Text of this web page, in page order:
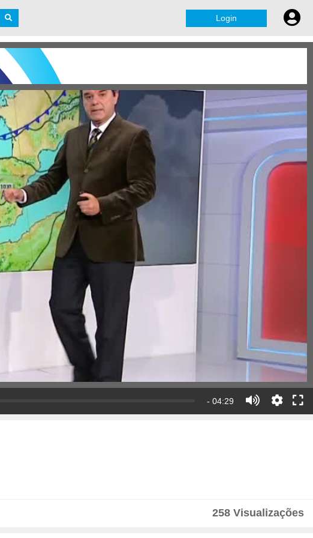
Login
- 04:29
258 Visualizações